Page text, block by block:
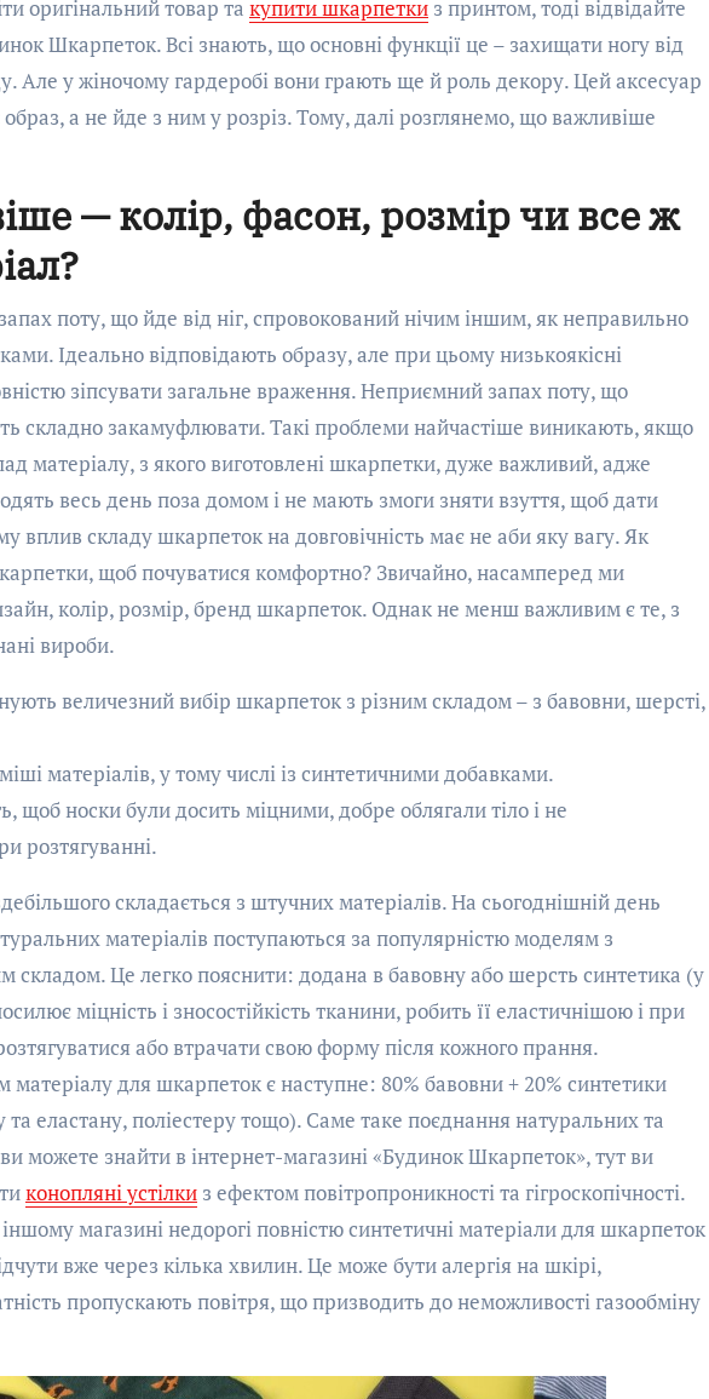
оригінальний товар та купити шкарпетки з принтом, тоді відвідайте
Шкарпеток. Всі знають, що основні функції це – захищати ногу від
Але у жіночому гардеробі вони грають ще й роль декору. Цей аксесуар
а не йде з ним у розріз. Тому, далі розглянемо, що важливіше
— колір, фасон, розмір чи все ж
поту, що йде від ніг, спровокований нічим іншим, як неправильно
Ідеально відповідають образу, але при цьому низькоякісні
зіпсувати загальне враження. Неприємний запах поту, що
складно закамуфлювати. Такі проблеми найчастіше виникають, якщо
матеріалу, з якого виготовлені шкарпетки, дуже важливий, адже
весь день поза домом і не мають змоги зняти взуття, щоб дати
вплив складу шкарпеток на довговічність має не аби яку вагу. Як
щоб почуватися комфортно? Звичайно, насамперед ми
колір, розмір, бренд шкарпеток. Однак не менш важливим є те, з
вироби.
величезний вибір шкарпеток з різним складом – з бавовни, шерсті,
матеріалів, у тому числі із синтетичними добавками.
щоб носки були досить міцними, добре облягали тіло і не
розтягуванні.
складається з штучних матеріалів. На сьогоднішній день
матеріалів поступаються за популярністю моделям з
складом. Це легко пояснити: додана в бавовну або шерсть синтетика (у
міцність і зносостійкість тканини, робить її еластичнішою і при
або втрачати свою форму після кожного прання.
для шкарпеток є наступне: 80% бавовни + 20% синтетики
та еластану, поліестеру тощо). Саме таке поєднання натуральних та
можете знайти в інтернет-магазині «Будинок Шкарпеток», тут ви
конопляні устілки з ефектом повітропроникності та гігроскопічності.
магазині недорогі повністю синтетичні матеріали для шкарпеток
вже через кілька хвилин. Це може бути алергія на шкірі,
пропускають повітря, що призводить до неможливості газообміну